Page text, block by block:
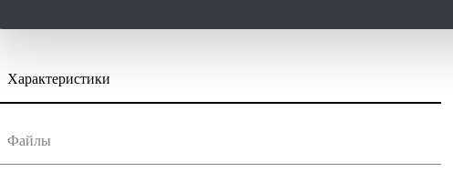
Характеристики
Файлы
по сохранению pdf из Corel Draw
по сохранению pdf из Adobe Illustrator